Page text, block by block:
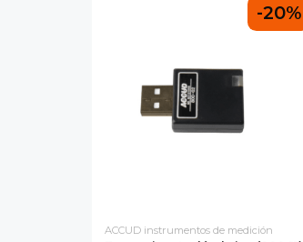
-20%
ACCUD instrumentos de medición